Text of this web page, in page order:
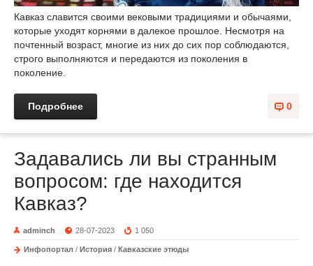
Кавказ славится своими вековыми традициями и обычаями,
которые уходят корнями в далекое прошлое. Несмотря на
почтенный возраст, многие из них до сих пор соблюдаются,
строго выполняются и передаются из поколения в
поколение.
0
Подробнее
Задавались ли вы странным
вопросом: где находится
Кавказ?
adminch 28-07-2023 1 050
Инфопортал / История / Кавказские этюды